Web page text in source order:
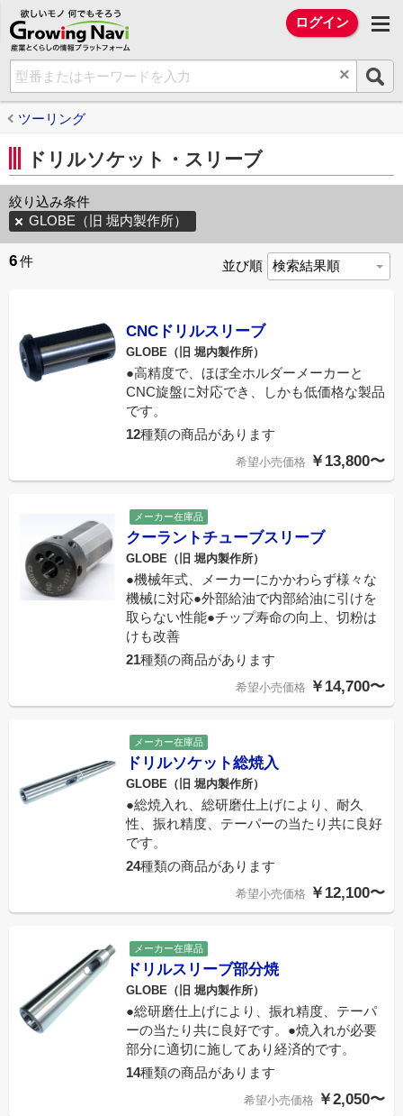
欲しいモノ 何でもそろう Growing Navi（
ログイン
×
ツーリング
ドリルソケット・スリーブ
絞り込み条件
GLOBE（旧 堀内製作所）
6件 並び順
CNCドリルスリーブ
GLOBE（旧 堀内製作所）
●高精度で、ほぼ全ホルダーメーカーと
CNC旋盤に対応でき、しかも低価格な製品
です。
12種類の商品があります
希望小売価格 ￥13,800〜
メーカー在庫品
クーラントチューブスリーブ
GLOBE（旧 堀内製作所）
●機械年式、メーカーにかかわらず様々な
機械に対応●外部給油で内部給油に引けを
取らない性能●チップ寿命の向上、切粉は
けも改善
21種類の商品があります
希望小売価格 ￥14,700〜
メーカー在庫品
ドリルソケット総焼入
GLOBE（旧 堀内製作所）
●総焼入れ、総研磨仕上げにより、耐久
性、振れ精度、テーパーの当たり共に良好
です。
24種類の商品があります
希望小売価格 ￥12,100〜
メーカー在庫品
ドリルスリーブ部分焼
GLOBE（旧 堀内製作所）
●総研磨仕上げにより、振れ精度、テーパ
ーの当たり共に良好です。●焼入れが必要
部分に適切に施してあり経済的です。
14種類の商品があります
希望小売価格 ￥2,050〜